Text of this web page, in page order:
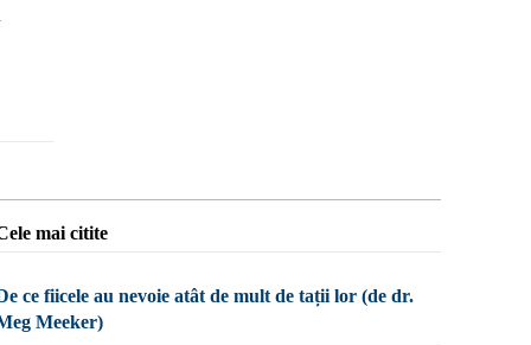
mai citite
ce fiicele au nevoie atât de mult de tații lor (de dr.
Meeker)